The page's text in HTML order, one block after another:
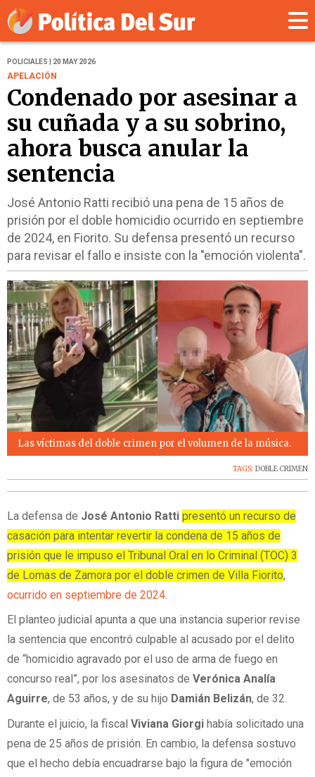
POLICIALES | 20 MAY 2026
APELACIÓN
Condenado por asesinar a
su cuñada y a su sobrino,
ahora busca anular la
sentencia
José Antonio Ratti recibió una pena de 15 años de
prisión por el doble homicidio ocurrido en septiembre
de 2024, en Fiorito. Su defensa presentó un recurso
para revisar el fallo e insiste con la "emoción violenta".
Las víctimas del doble crimen por el volumen de la música.
TAGS: DOBLE CRIMEN
La defensa de José Antonio Ratti presentó un recurso de
casación para intentar revertir la condena de 15 años de
prisión que le impuso el Tribunal Oral en lo Criminal (TOC) 3
de Lomas de Zamora por el doble crimen de Villa Fiorito,
ocurrido en septiembre de 2024.
El planteo judicial apunta a que una instancia superior revise
la sentencia que encontró culpable al acusado por el delito
de “homicidio agravado por el uso de arma de fuego en
concurso real”, por los asesinatos de Verónica Analía
Aguirre, de 53 años, y de su hijo Damián Belizán, de 32.
Durante el juicio, la fiscal Viviana Giorgi había solicitado una
pena de 25 años de prisión. En cambio, la defensa sostuvo
que el hecho debía encuadrarse bajo la figura de "emoción